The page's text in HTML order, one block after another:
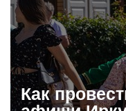
Как